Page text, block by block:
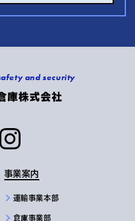
and security
事業案内
運輸事業本部
倉庫事業部